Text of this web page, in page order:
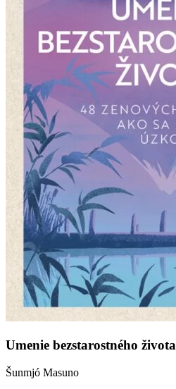
Umenie bezstarostného života
Šunmjó Masuno